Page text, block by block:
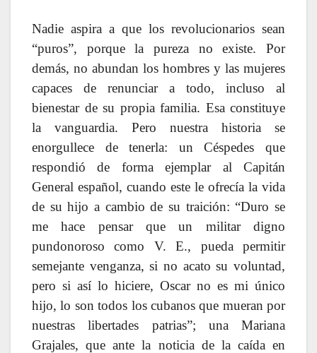
Nadie aspira a que los revolucionarios sean
“puros”, porque la pureza no existe. Por
demás, no abundan los hombres y las mujeres
capaces de renunciar a todo, incluso al
bienestar de su propia familia. Esa constituye
la vanguardia. Pero nuestra historia se
enorgullece de tenerla: un Céspedes que
respondió de forma ejemplar al Capitán
General español, cuando este le ofrecía la vida
de su hijo a cambio de su traición: “Duro se
me hace pensar que un militar digno
pundonoroso como V. E., pueda permitir
semejante venganza, si no acato su voluntad,
pero si así lo hiciere, Oscar no es mi único
hijo, lo son todos los cubanos que mueran por
nuestras libertades patrias”; una Mariana
Grajales, que ante la noticia de la caída en